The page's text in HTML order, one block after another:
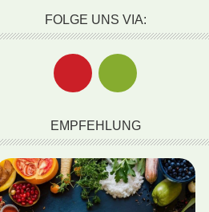
FOLGE UNS VIA:
EMPFEHLUNG